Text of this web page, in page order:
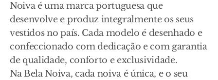
Noiva é uma marca portuguesa que
desenvolve e produz integralmente os seus
vestidos no país. Cada modelo é desenhado e
confeccionado com dedicação e com garantia
de qualidade, conforto e exclusividade.
Na Bela Noiva, cada noiva é única, e o seu